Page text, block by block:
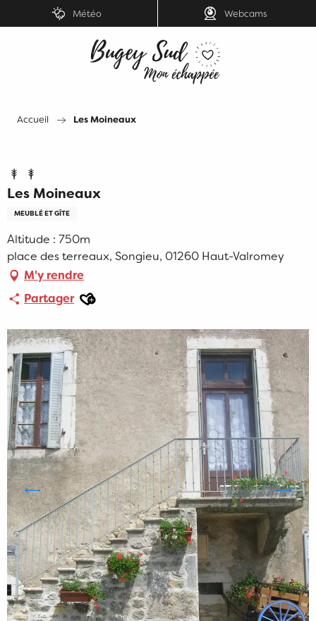
au
Météo Webcams
Accueil Les Moineaux
Les Moineaux
MEUBLÉ ET GÎTE
Altitude : 750m
place des terreaux, Songieu, 01260 Haut-Valromey
M'y rendre
PartagerAjouter aux favoris